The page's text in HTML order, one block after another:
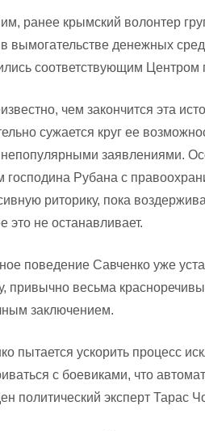
ранее крымский волонтер
вымогательстве денежных
соответствующим Центром
чем закончится эта
сужается круг ее
заявлениями.
господина Рубана с
риторику, пока
это не останавливает.
поведение Савченко уже
привычно весьма
заключением.
пытается ускорить процесс
с боевиками, что
политический эксперт Тарас